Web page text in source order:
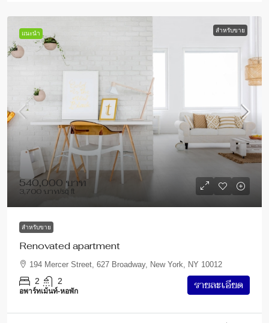
แนะนำ สำหรับขาย
540,000 บาท
3,700 บาท/sq ft
สำหรับขาย
Renovated apartment
194 Mercer Street, 627 Broadway, New York, NY 10012
2 2
อพาร์ทเม้นท์-หอพัก
รายละเอียด